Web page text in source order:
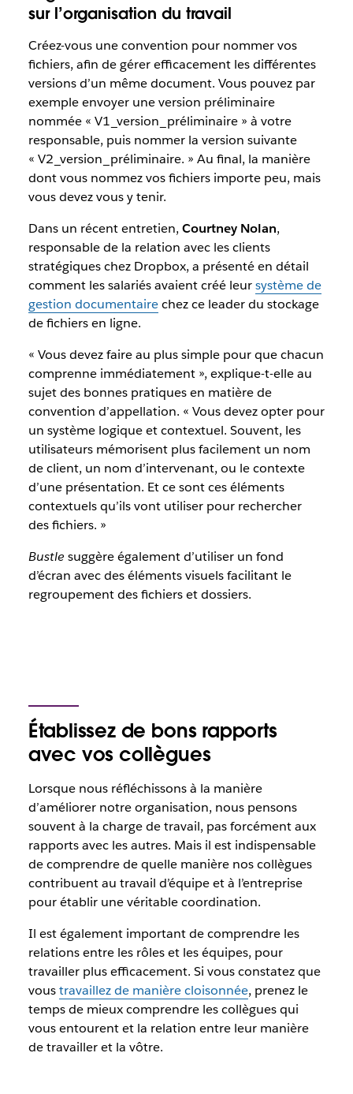
sur l’organisation du travail
Créez-vous une convention pour nommer vos
fichiers, afin de gérer efficacement les différentes
versions d’un même document. Vous pouvez par
exemple envoyer une version préliminaire
nommée « V1_version_préliminaire » à votre
responsable, puis nommer la version suivante
« V2_version_préliminaire. » Au final, la manière
dont vous nommez vos fichiers importe peu, mais
vous devez vous y tenir.
Dans un récent entretien, Courtney Nolan,
responsable de la relation avec les clients
stratégiques chez Dropbox, a présenté en détail
comment les salariés avaient créé leursystème de
gestion documentairechez ce leader du stockage
de fichiers en ligne.
« Vous devez faire au plus simple pour que chacun
comprenne immédiatement », explique-t-elle au
sujet des bonnes pratiques en matière de
convention d’appellation. « Vous devez opter pour
un système logique et contextuel. Souvent, les
utilisateurs mémorisent plus facilement un nom
de client, un nom d’intervenant, ou le contexte
d’une présentation. Et ce sont ces éléments
contextuels qu’ils vont utiliser pour rechercher
des fichiers. »
Bustle suggère également d’utiliser un fond
d’écran avec des éléments visuels facilitant le
regroupement des fichiers et dossiers.
Établissez de bons rapports
avec vos collègues
Lorsque nous réfléchissons à la manière
d’améliorer notre organisation, nous pensons
souvent à la charge de travail, pas forcément aux
rapports avec les autres. Mais il est indispensable
de comprendre de quelle manière nos collègues
contribuent au travail d’équipe et à l’entreprise
pour établir une véritable coordination.
Il est également important de comprendre les
relations entre les rôles et les équipes, pour
travailler plus efficacement. Si vous constatez que
voustravaillez de manière cloisonnée, prenez le
temps de mieux comprendre les collègues qui
vous entourent et la relation entre leur manière
de travailler et la vôtre.